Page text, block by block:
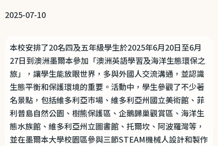
連
2025-07-10
本校安排了20名四及五年級學生於2025年6月20日至6月
27日到澳洲墨爾本參加「澳洲英語學習及海洋生態環保之
旅」，讓學生能放眼世界，多與外國人交流溝通，並認識
生態平衡和保護環境的重要。活動中，學生參觀了不少著
名景點，包括維多利亞巿場、維多利亞州國立美術館、菲
利普島自然公園、樹熊保護區、企鵝歸巢觀賞區、海洋生
態水族館、維多利亞州立圖書館、托爾坎、阿波羅灣等，
並在墨爾本大學校園區參與三節STEAM機械人設計和製作